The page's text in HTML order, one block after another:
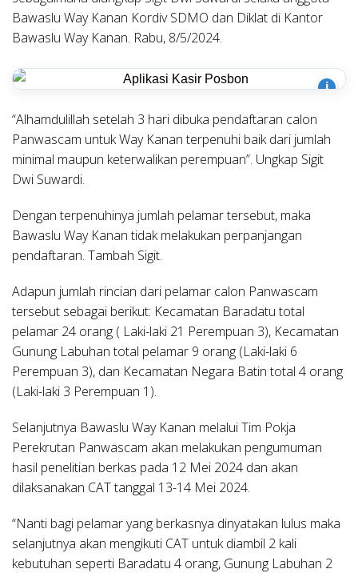
Bawaslu Way Kanan Kordiv SDMO dan Diklat di Kantor
Bawaslu Way Kanan. Rabu, 8/5/2024.
i
“Alhamdulillah setelah 3 hari dibuka pendaftaran calon
Panwascam untuk Way Kanan terpenuhi baik dari jumlah
minimal maupun keterwalikan perempuan”. Ungkap Sigit
Dwi Suwardi.
Dengan terpenuhinya jumlah pelamar tersebut, maka
Bawaslu Way Kanan tidak melakukan perpanjangan
pendaftaran. Tambah Sigit.
Adapun jumlah rincian dari pelamar calon Panwascam
tersebut sebagai berikut: Kecamatan Baradatu total
pelamar 24 orang ( Laki-laki 21 Perempuan 3), Kecamatan
Gunung Labuhan total pelamar 9 orang (Laki-laki 6
Perempuan 3), dan Kecamatan Negara Batin total 4 orang
(Laki-laki 3 Perempuan 1).
Selanjutnya Bawaslu Way Kanan melalui Tim Pokja
Perekrutan Panwascam akan melakukan pengumuman
hasil penelitian berkas pada 12 Mei 2024 dan akan
dilaksanakan CAT tanggal 13-14 Mei 2024.
“Nanti bagi pelamar yang berkasnya dinyatakan lulus maka
selanjutnya akan mengikuti CAT untuk diambil 2 kali
kebutuhan seperti Baradatu 4 orang, Gunung Labuhan 2